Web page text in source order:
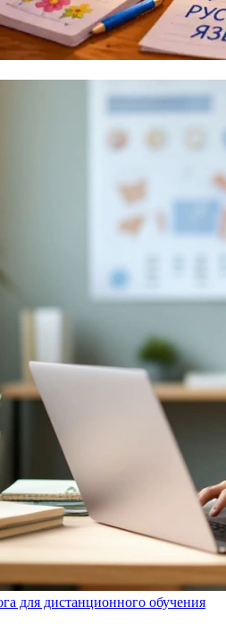
для дистанционного обучения